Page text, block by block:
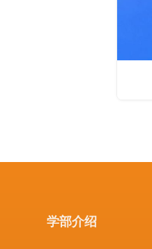
学部介绍